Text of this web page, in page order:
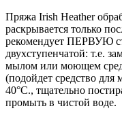
Пряжа Irish Heather
раскрывается только
рекомендует ПЕРВУЮ
двухступенчатой: т.e.
мылом или моющем
(подойдет средство
40°С., тщательно
промыть в чистой воде.